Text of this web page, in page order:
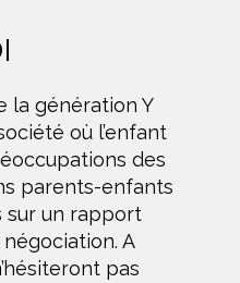
la génération Y
où l’enfant
des
parents-enfants
sur un rapport
A
pas